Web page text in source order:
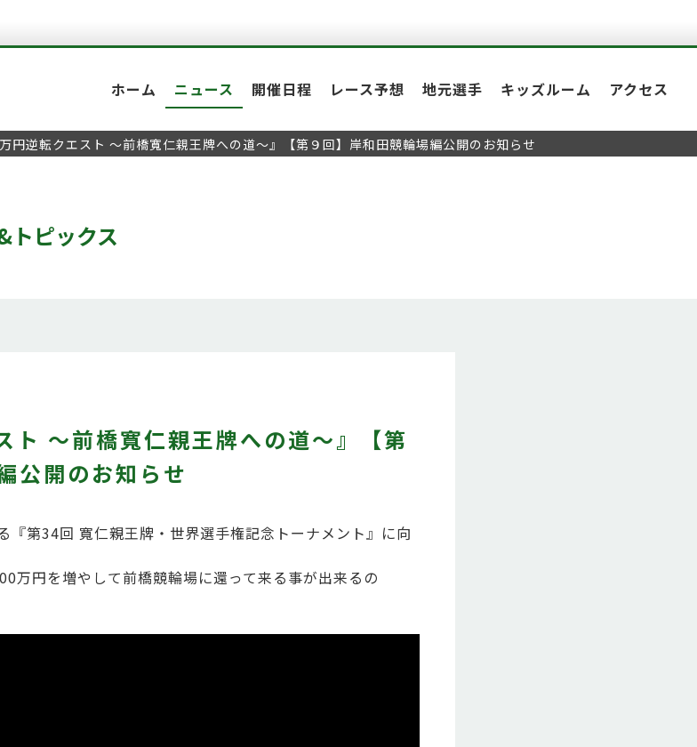
ホーム ニュース 開催日程 レース予想 地元選手 キッズルーム アクセス
万円逆転クエスト ～前橋寬仁親王牌への道～』【第９回】岸和田競輪場編公開のお知らせ
トピックス
ト ～前橋寬仁親王牌への道～』【第
公開のお知らせ
『第34回 寬仁親王牌・世界選手権記念トーナメント』に向
万円を増やして前橋競輪場に還って来る事が出来るの